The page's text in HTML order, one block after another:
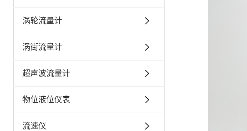
涡轮流量计
涡街流量计
超声波流量计
物位液位仪表
流速仪